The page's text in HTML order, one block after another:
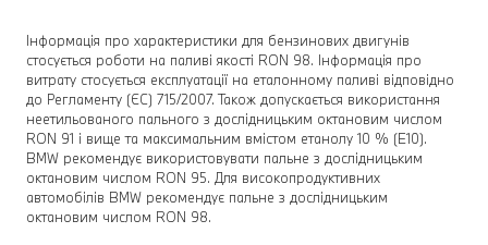
Інформація про характеристики для бензинових двигунів
стосується роботи на паливі якості RON 98. Інформація про
витрату стосується експлуатації на еталонному паливі відповідно
до Регламенту (ЄС) 715/2007. Також допускається використання
неетильованого пального з дослідницьким октановим числом
RON 91 і вище та максимальним вмістом етанолу 10 % (E10).
BMW рекомендує використовувати пальне з дослідницьким
октановим числом RON 95. Для високопродуктивних
автомобілів BMW рекомендує пальне з дослідницьким
октановим числом RON 98.